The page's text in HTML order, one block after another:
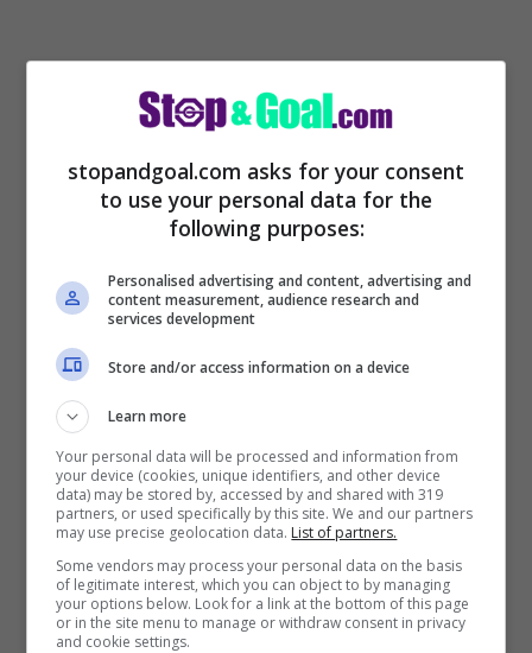
Tiago Pinto?
“Ho lavorato con lui nell’ultimo anno al
Benfica, lui veniva da esperienze diverse e
non dalla parte calcistica. Ho trovato un
dirigente molto bravo nell’organizzare il
lavoro e sa gestire bene la squadra ed il
mercato, ho incontrato una persona di
carattere, molto semplice. Si occupava di
logistica e di gestione del mercato”.
stopandgoal.com asks for your consent
to use your personal data for the
following purposes:
Personalised advertising and content, advertising and
content measurement, audience research and
services development
Store and/or access information on a device
Learn more
Your personal data will be processed and information from
your device (cookies, unique identifiers, and other device
data) may be stored by, accessed by and shared with 319
partners, or used specifically by this site. We and our partners
may use precise geolocation data. List of partners.
Some vendors may process your personal data on the basis
of legitimate interest, which you can object to by managing
your options below. Look for a link at the bottom of this page
or in the site menu to manage or withdraw consent in privacy
and cookie settings.